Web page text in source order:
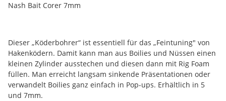
Nash Bait Corer 7mm
Dieser „Köderbohrer“ ist essentiell für das „Feintuning" von
Hakenködern. Damit kann man aus Boilies und Nüssen einen
kleinen Zylinder ausstechen und diesen dann mit Rig Foam
füllen. Man erreicht langsam sinkende Präsentationen oder
verwandelt Boilies ganz einfach in Pop-ups. Erhältlich in 5
und 7mm.